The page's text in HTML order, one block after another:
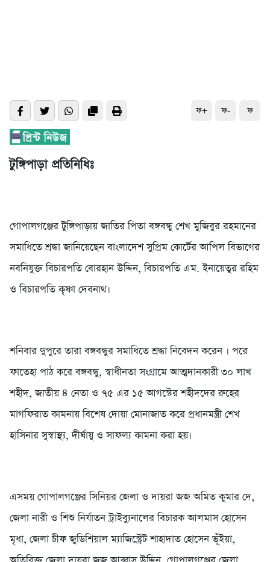
ফ+ ফ- ফ
টুঙ্গিপাড়া প্রতিনিধিঃ
গোপালগঞ্জের টুঙ্গিপাড়ায় জাতির পিতা বঙ্গবন্ধু শেখ মুজিবুর রহমানের
সমাধিতে শ্রদ্ধা জা‌নি‌য়ে‌ছেন বাংলাদেশ সুপ্রিম কোর্টের আপিল বিভাগের
নবনিযুক্ত বিচারপতি বোরহান উদ্দিন, বিচারপতি এম. ইনায়েতুর রহিম
ও বিচারপতি কৃষ্ণা দেবনাথ।
শনিবার দুপুরে তারা বঙ্গবন্ধুর সমাধিতে শ্রদ্ধা নিবেদন করেন । পরে
ফাতেহা পাঠ করে বঙ্গবন্ধু, স্বাধীনতা সংগ্রামে আত্মদানকারী ৩০ লাখ
শহীদ, জাতীয় ৪ নেতা ও ৭৫ এর ১৫ আগস্টের শহীদদের রুহের
মাগফিরাত কামনায় বিশেষ দোয়া মোনাজাত করে প্রধানমন্ত্রী শেখ
হাসিনার সুস্বাস্থ্য, দীর্ঘায়ু ও সাফল্য কামনা করা হয়।
এসময় গোপালগঞ্জের সিনিয়র জেলা ও দায়রা জজ অমিত কুমার দে,
জেলা নারী ও শিশু নির্যাতন ট্রাইব্যুনালের বিচারক আলমাস হোসেন
মৃধা, জেলা চীফ জুডিশিয়াল ম্যাজিস্ট্রেট শাহাদাত হোসেন ভূঁইয়া,